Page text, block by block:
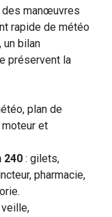
des manœuvres
rapide de météo
bilan
préservent la
plan de
moteur et
240 : gilets,
pharmacie,
veille,